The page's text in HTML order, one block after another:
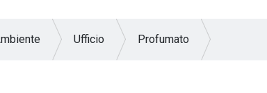
Ufficio Profumato